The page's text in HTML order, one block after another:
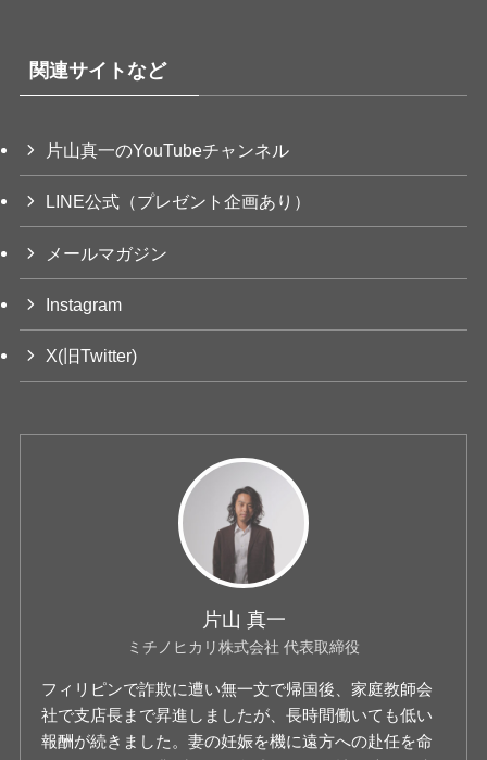
関連サイトなど
片山真一のYouTubeチャンネル
LINE公式（プレゼント企画あり）
メールマガジン
Instagram
X(旧Twitter)
片山 真一
ミチノヒカリ株式会社 代表取締役
フィリピンで詐欺に遭い無一文で帰国後、家庭教師会
社で支店長まで昇進しましたが、長時間働いても低い
報酬が続きました。妻の妊娠を機に遠方への赴任を命